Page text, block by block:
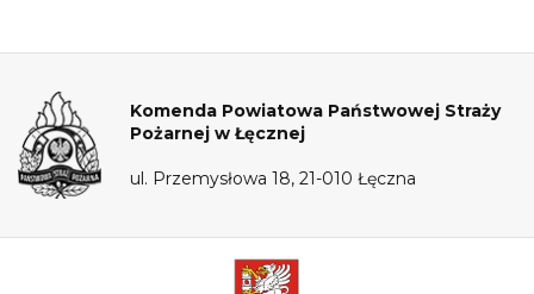
Komenda Powiatowa Państwowej Straży
Pożarnej w Łęcznej
ul. Przemysłowa 18, 21-010 Łęczna